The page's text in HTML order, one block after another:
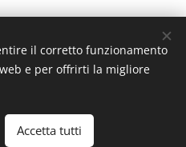
Tutti i diritti riservati.
pignataru menti a manica a
a voli
il corretto funzionamento
e per offrirti la migliore
Accetta tutti